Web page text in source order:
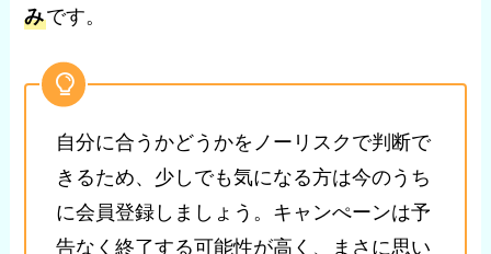
みです。
自分に合うかどうかをノーリスクで判断で
きるため、少しでも気になる方は今のうち
に会員登録しましょう。キャンぺーンは予
告なく終了する可能性が高く、まさに思い